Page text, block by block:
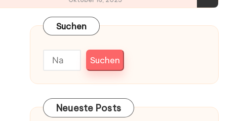
Suchen
Suchen
Neueste Posts